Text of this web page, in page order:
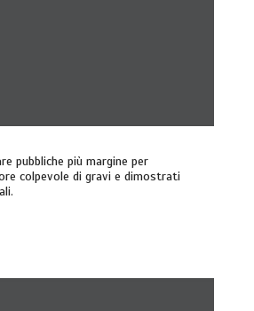
pubbliche più margine per
colpevole di gravi e dimostrati